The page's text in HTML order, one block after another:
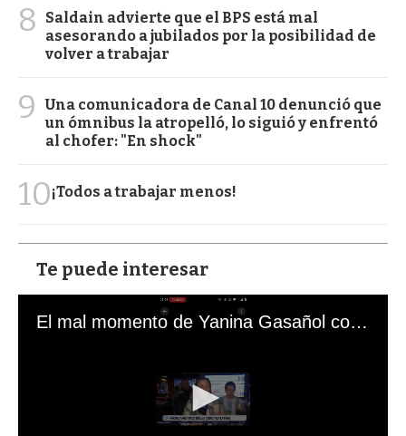
8
Saldain advierte que el BPS está mal
asesorando a jubilados por la posibilidad de
volver a trabajar
9
Una comunicadora de Canal 10 denunció que
un ómnibus la atropelló, lo siguió y enfrentó
al chofer: "En shock"
10¡Todos a trabajar menos!
Te puede interesar
El mal momento de Yanina Gasañol con un hincha argentino en "Subrayado"